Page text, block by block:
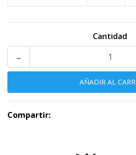
Cantidad
-
Compartir: